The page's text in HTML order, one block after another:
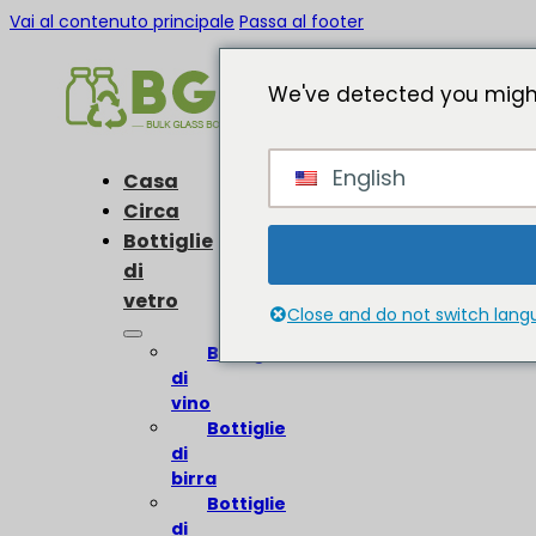
Vai al contenuto principale Passa al footer
Casa
Circa
Bottiglie
di
vetro
Bottiglie
di
vino
Bottiglie
di
birra
Bottiglie
di
We've detected you
English
Close and do not switch